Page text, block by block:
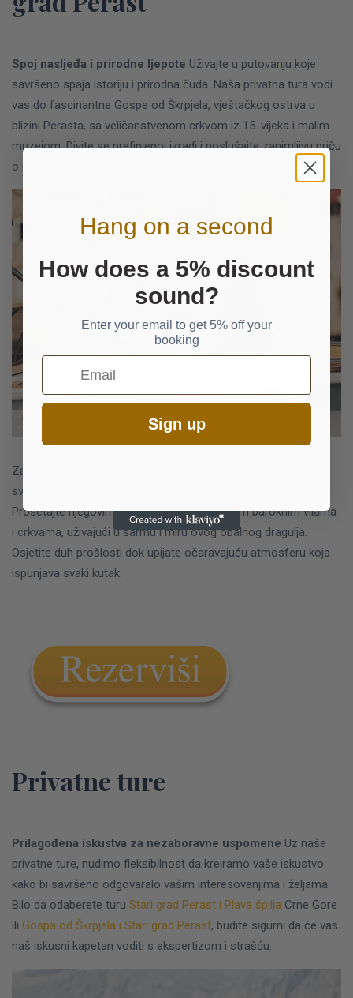
Spoj nasljeđa i prirodne ljepote Uživajte u putovanju koje
savršeno spaja istoriju i prirodna čuda. Naša privatna tura vodi
vas do fascinantne Gospe od Škrpjela, vještačkog ostrva u
blizini Perasta, sa veličanstvenom crkvom iz 15. vijeka i malim
muzejom. Divite se prefinjenoj izradi i poslušajte zanimljivu priču
o nastanku ovog izuzetnog mjesta.
Zatim nastavljamo do Starog grada Perasta, UNESCO-ve
svjetske baštine, koji će vas prenijeti u prošla vremena.
Prošetajte njegovim uskim ulicama ukrašenim baroknim vilama
i crkvama, uživajući u šarmu i miru ovog obalnog dragulja.
Osjetite duh prošlosti dok upijate očaravajuću atmosferu koja
ispunjava svaki kutak.
Privatne ture
Prilagođena iskustva za nezaboravne uspomene Uz naše
privatne ture, nudimo fleksibilnost da kreiramo vaše iskustvo
kako bi savršeno odgovaralo vašim interesovanjima i željama.
Bilo da odaberete turu Stari grad Perast i Plava špilja Crne Gore
ili Gospa od Škrpjela i Stari grad Perast, budite sigurni da će vas
naš iskusni kapetan voditi s ekspertizom i strašću.
Hang on a second
How does a 5% discount
sound?
Enter your email to get 5% off your
booking
Email
Sign up